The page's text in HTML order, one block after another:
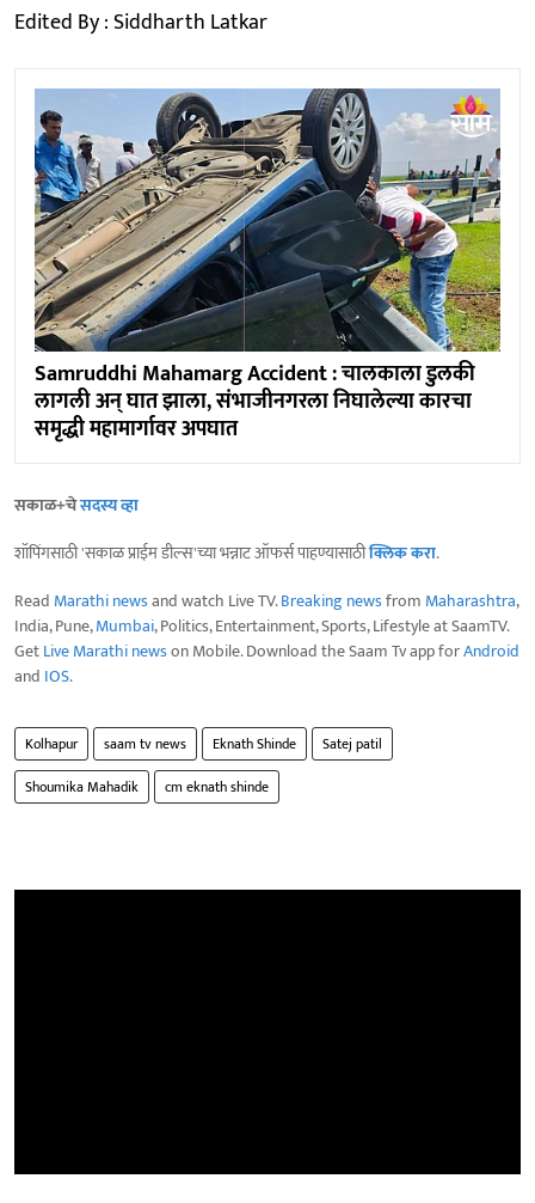
Edited By : Siddharth Latkar
Samruddhi Mahamarg Accident : चालकाला डुलकी
लागली अन् घात झाला, संभाजीनगरला निघालेल्या कारचा
समृद्धी महामार्गावर अपघात
सकाळ+चेसदस्य व्हा
शॉपिंगसाठी 'सकाळ प्राईम डील्स'च्या भन्नाट ऑफर्स पाहण्यासाठीक्लिक करा.
Read Marathi newsand watch Live TV.Breaking newsfrom Maharashtra,
India, Pune,Mumbai, Politics, Entertainment, Sports, Lifestyle at SaamTV.
GetLive Marathi newson Mobile. Download the Saam Tv app forAndroid
and IOS.
Kolhapur saam tv news Eknath Shinde
Satej patil
Shoumika Mahadik
cm eknath shinde